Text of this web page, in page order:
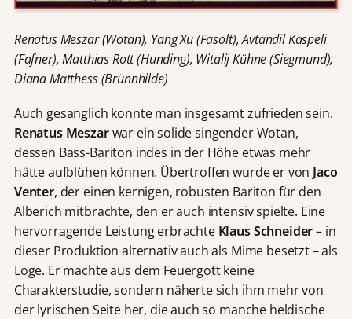
Renatus Meszar (Wotan), Yang Xu (Fasolt), Avtandil Kaspeli
(Fafner), Matthias Rott (Hunding), Witalij Kühne (Siegmund),
Diana Matthess (Brünnhilde)
Auch gesanglich konnte man insgesamt zufrieden sein.
Renatus Meszarwar ein solide singender Wotan,
dessen Bass-Bariton indes in der Höhe etwas mehr
hätte aufblühen können. Übertroffen wurde er von Jaco
Venter, der einen kernigen, robusten Bariton für den
Alberich mitbrachte, den er auch intensiv spielte. Eine
hervorragende Leistung erbrachte Klaus Schneider– in
dieser Produktion alternativ auch als Mime besetzt – als
Loge. Er machte aus dem Feuergott keine
Charakterstudie, sondern näherte sich ihm mehr von
der lyrischen Seite her, die auch so manche heldische